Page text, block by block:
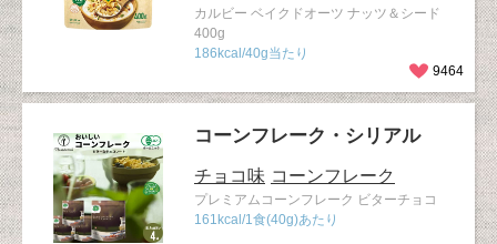
カルビー ベイクドオーツ ナッツ＆シード
400g
186kcal/40g当たり
9464
コーンフレーク・シリアル
チョコ味 コーンフレーク
プレミアムコーンフレーク ビターチョコ
161kcal/1食(40g)あたり